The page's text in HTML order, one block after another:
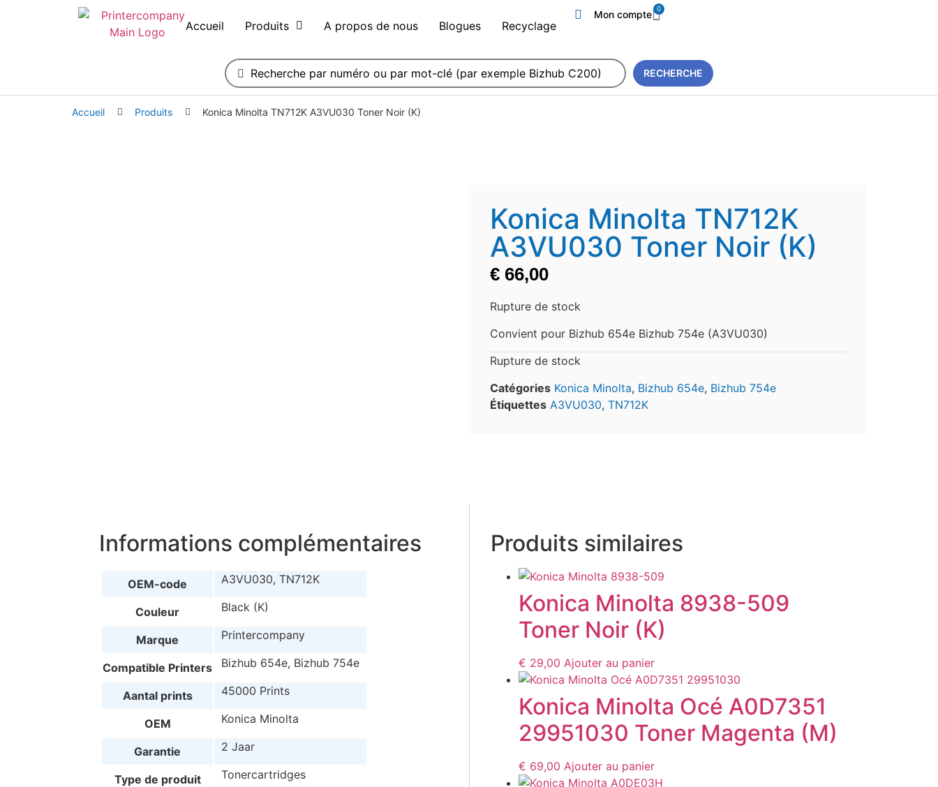
Accueil Produits A propos de nous Blogues Recyclage
Mon compte 0
RECHERCHE
Accueil Produits Konica Minolta TN712K A3VU030 Toner Noir (K)
Konica Minolta TN712K
A3VU030 Toner Noir (K)
€ 66,00
Rupture de stock
Convient pour Bizhub 654e Bizhub 754e (A3VU030)
Rupture de stock
Catégories Konica Minolta, Bizhub 654e, Bizhub 754e
Étiquettes A3VU030, TN712K
Informations complémentaires
OEM-code A3VU030, TN712K
Couleur Black (K)
Marque Printercompany
Compatible Printers Bizhub 654e, Bizhub 754e
Aantal prints 45000 Prints
OEM Konica Minolta
Garantie 2 Jaar
Type de produit Tonercartridges
Produits similaires
Konica Minolta 8938-509
Toner Noir (K)
€ 29,00 Ajouter au panier
Konica Minolta Océ A0D7351
29951030 Toner Magenta (M)
€ 69,00 Ajouter au panier